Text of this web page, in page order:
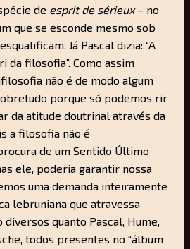
de esprit de sérieux– no
que se esconde mesmo sob
Já Pascal dizia: “A
da filosofia”. Como assim
não é de modo algum
porque só podemos rir
da atitude doutrinal através da
a filosofia não é
de um Sentido Último
ele, poderia garantir nossa
uma demanda inteiramente
lebruniana que atravessa
quanto Pascal, Hume,
todos presentes no “álbum